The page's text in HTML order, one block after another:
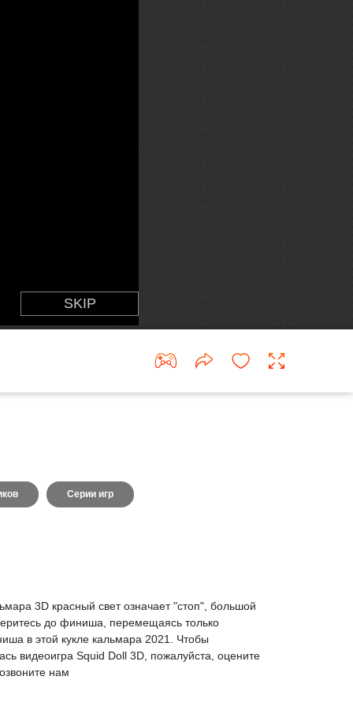
Серии игр
3D красный свет означает "стоп", большой
до финиша, перемещаясь только
в этой кукле кальмара 2021. Чтобы
видеоигра Squid Doll 3D, пожалуйста, оцените
нам